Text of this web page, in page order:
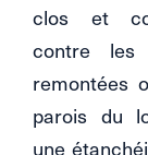
clos et
contre les
remontées
parois du
une